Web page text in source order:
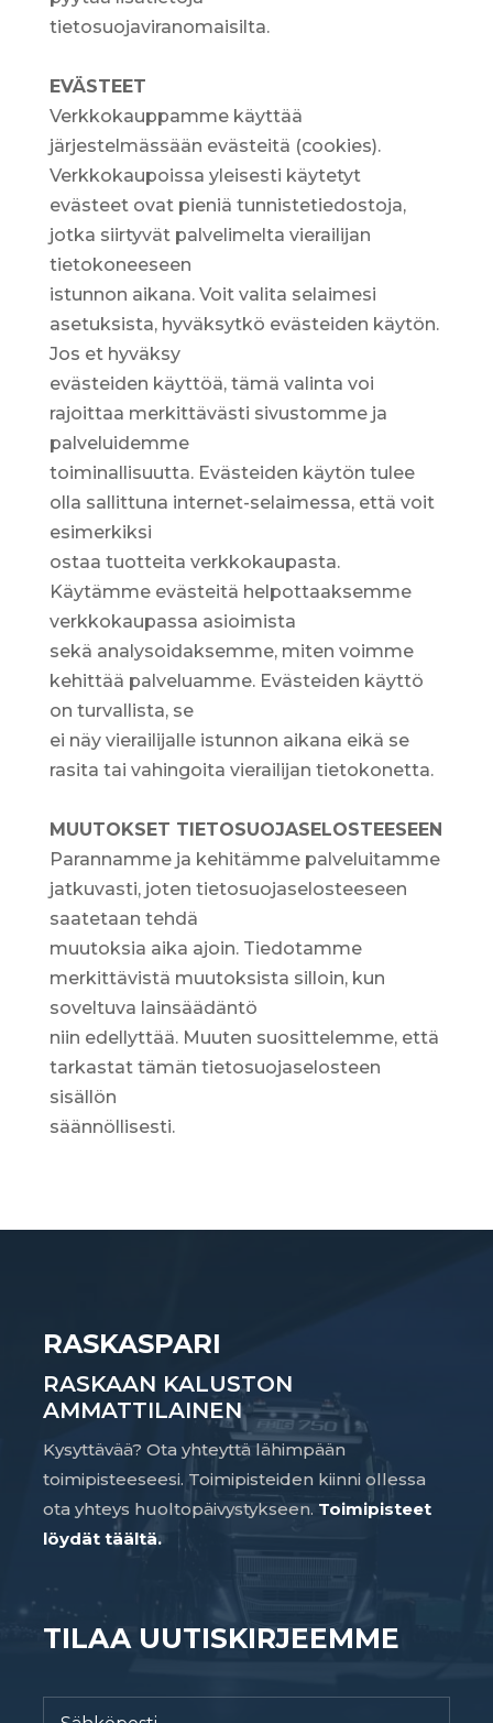
tietosuojaviranomaisilta.
EVÄSTEET
Verkkokauppamme käyttää
järjestelmässään evästeitä (cookies).
Verkkokaupoissa yleisesti käytetyt
evästeet ovat pieniä tunnistetiedostoja,
jotka siirtyvät palvelimelta vierailijan
tietokoneeseen
istunnon aikana. Voit valita selaimesi
asetuksista, hyväksytkö evästeiden käytön.
Jos et hyväksy
evästeiden käyttöä, tämä valinta voi
rajoittaa merkittävästi sivustomme ja
palveluidemme
toiminallisuutta. Evästeiden käytön tulee
olla sallittuna internet-selaimessa, että voit
esimerkiksi
ostaa tuotteita verkkokaupasta.
Käytämme evästeitä helpottaaksemme
verkkokaupassa asioimista
sekä analysoidaksemme, miten voimme
kehittää palveluamme. Evästeiden käyttö
on turvallista, se
ei näy vierailijalle istunnon aikana eikä se
rasita tai vahingoita vierailijan tietokonetta.
MUUTOKSET TIETOSUOJASELOSTEESEEN
Parannamme ja kehitämme palveluitamme
jatkuvasti, joten tietosuojaselosteeseen
saatetaan tehdä
muutoksia aika ajoin. Tiedotamme
merkittävistä muutoksista silloin, kun
soveltuva lainsäädäntö
niin edellyttää. Muuten suosittelemme, että
tarkastat tämän tietosuojaselosteen
sisällön
säännöllisesti.
RASKASPARI
RASKAAN KALUSTON
AMMATTILAINEN
Kysyttävää? Ota yhteyttä lähimpään
toimipisteeseesi. Toimipisteiden kiinni ollessa
ota yhteys huoltopäivystykseen. Toimipisteet
löydät täältä.
TILAA UUTISKIRJEEMME